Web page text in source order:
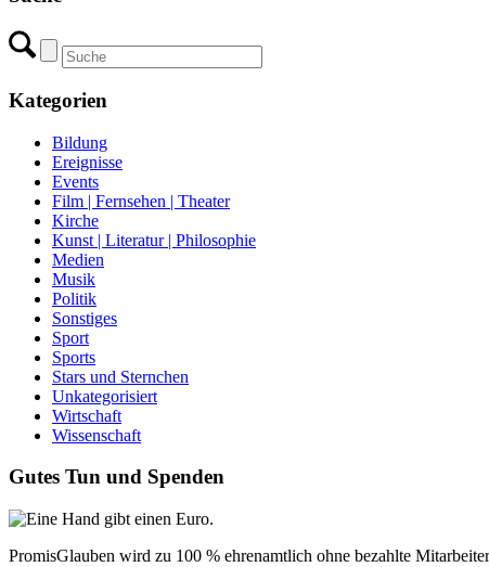
Kategorien
Bildung
Ereignisse
Events
Film | Fernsehen | Theater
Kirche
Kunst | Literatur | Philosophie
Medien
Musik
Politik
Sonstiges
Sport
Sports
Stars und Sternchen
Unkategorisiert
Wirtschaft
Wissenschaft
Gutes Tun und Spenden
PromisGlauben wird zu 100 % ehrenamtlich ohne bezahlte